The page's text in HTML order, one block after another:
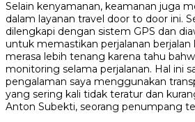
Selain kenyamanan, keamanan juga
dalam layanan travel door to door ini.
dilengkapi dengan sistem GPS dan
untuk memastikan perjalanan berjalan
merasa lebih tenang karena tahu
monitoring selama perjalanan. Hal ini
pengalaman saya menggunakan
yang sering kali tidak teratur dan
Anton Subekti, seorang penumpang